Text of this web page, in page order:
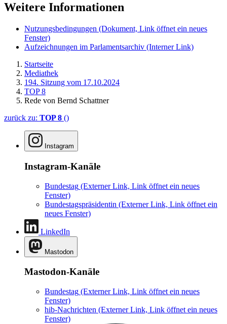
Weitere Informationen
Nutzungsbedingungen (Dokument, Link öffnet ein neues
Fenster)
Aufzeichnungen im Parlamentsarchiv (Interner Link)
Startseite
Mediathek
194. Sitzung vom 17.10.2024
TOP 8
Rede von Bernd Schattner
zurück zu: TOP 8 ()
Instagram
Instagram-Kanäle
Bundestag (Externer Link, Link öffnet ein neues
Fenster)
Bundestagspräsidentin (Externer Link, Link öffnet ein
neues Fenster)
LinkedIn
Mastodon
Mastodon-Kanäle
Bundestag (Externer Link, Link öffnet ein neues
Fenster)
hib-Nachrichten (Externer Link, Link öffnet ein neues
Fenster)